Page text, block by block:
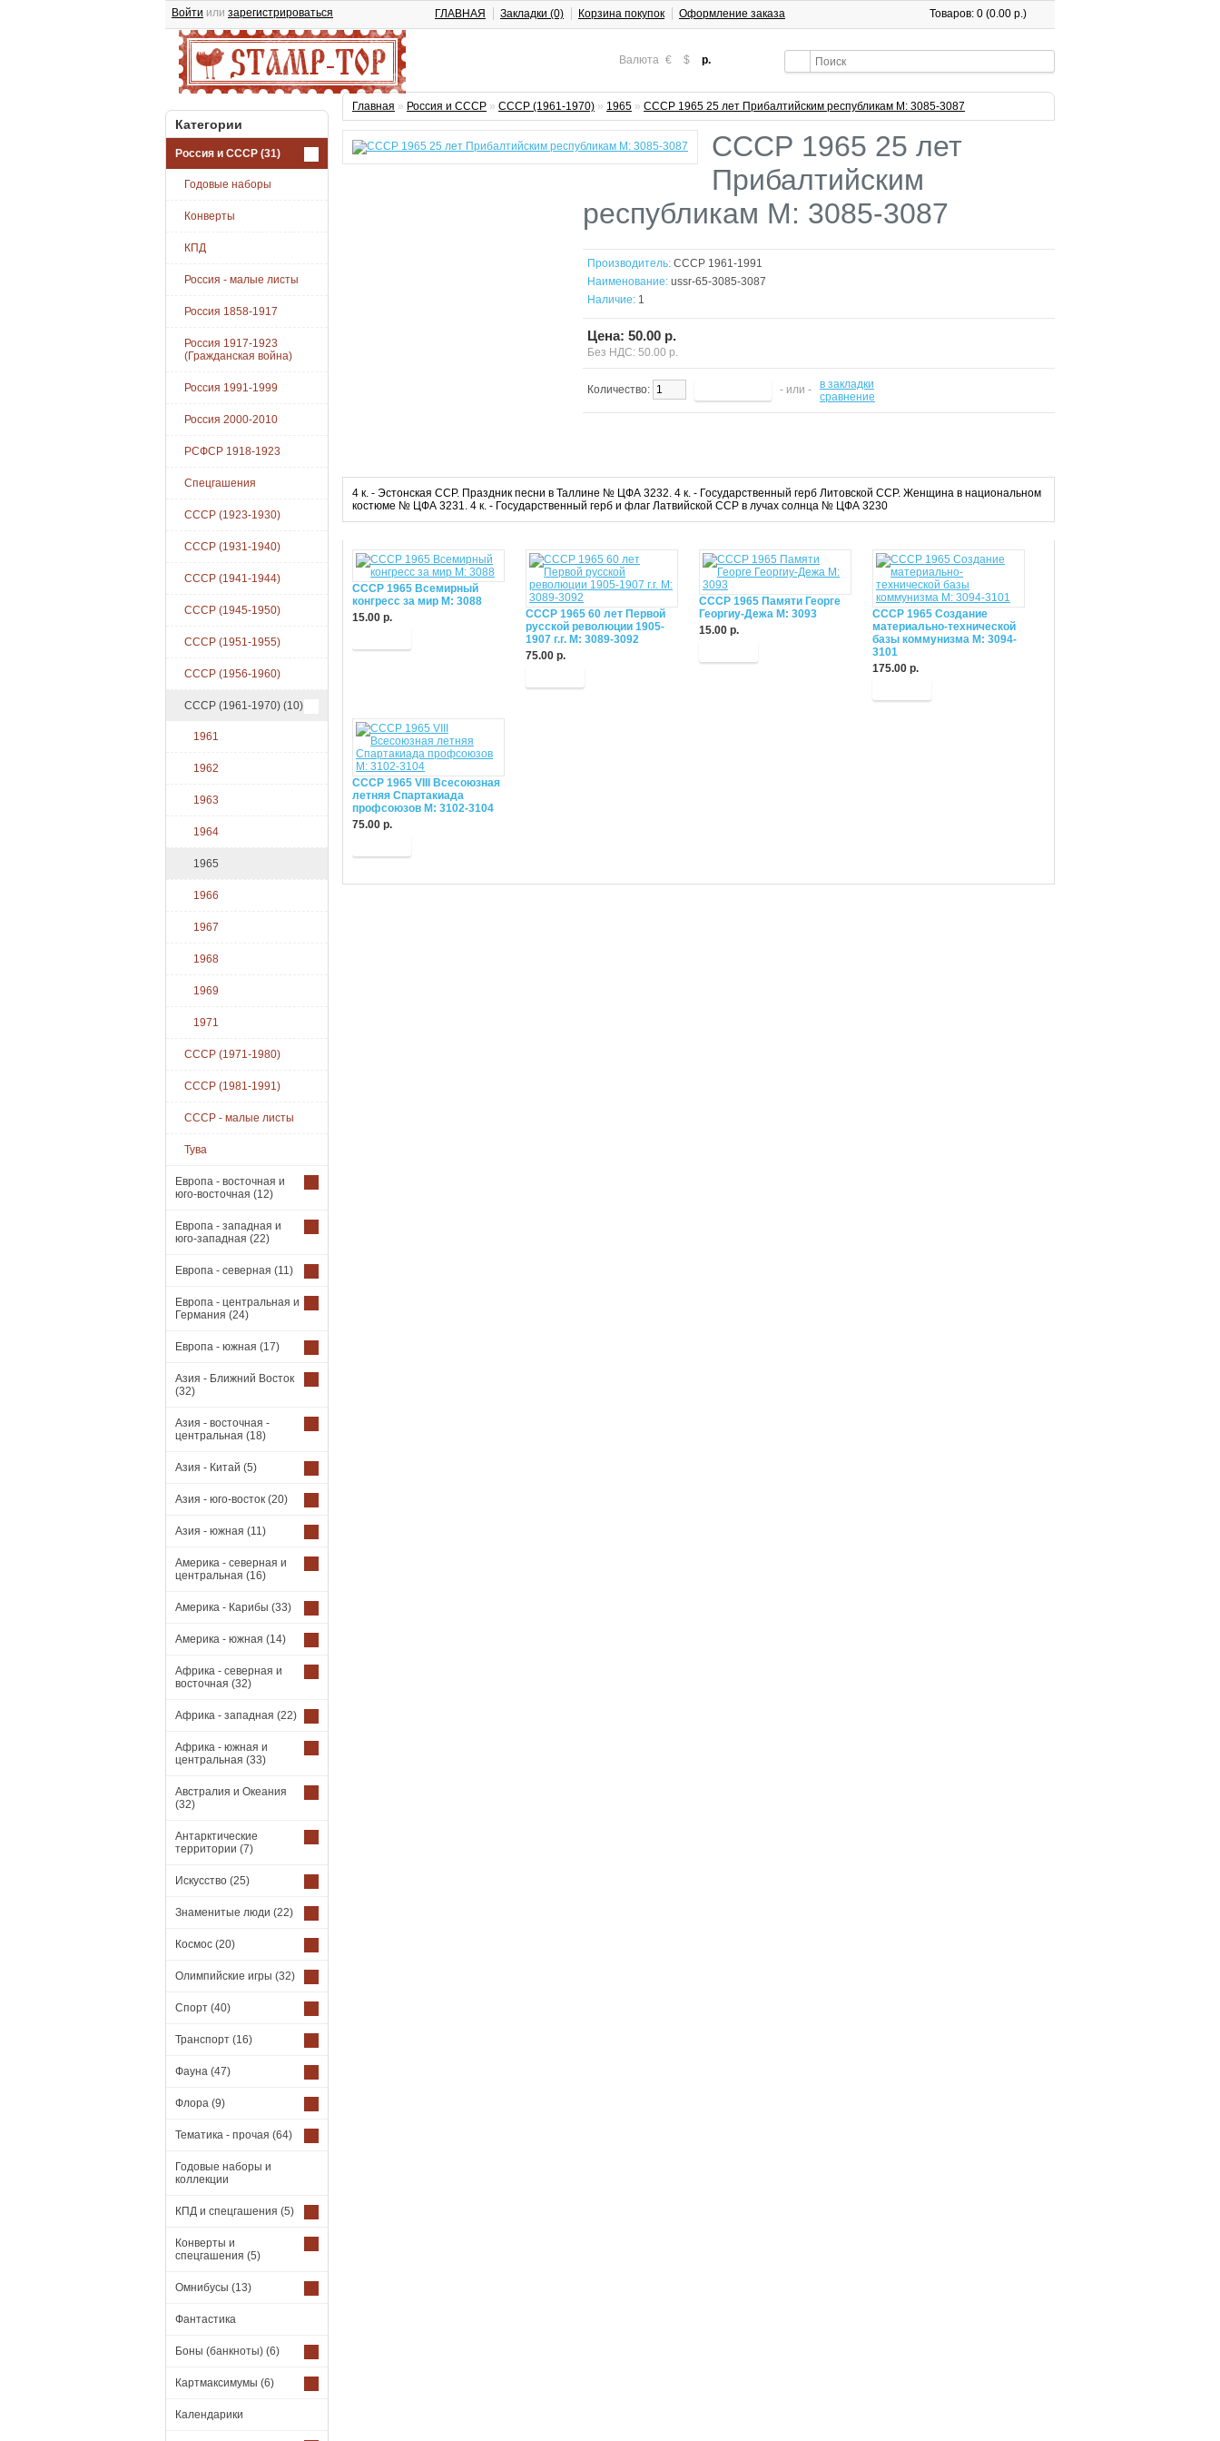
Валюта € $ р.
Товаров: 0 (0.00 р.)
Войти или зарегистрироваться ГЛАВНАЯ Закладки (0) Корзина покупок Оформление заказа
Категории
Россия и СССР (31)
Годовые наборы
Конверты
КПД
Россия - малые листы
Россия 1858-1917
Россия 1917-1923
(Гражданская война)
Россия 1991-1999
Россия 2000-2010
РСФСР 1918-1923
Спецгашения
СССР (1923-1930)
СССР (1931-1940)
СССР (1941-1944)
СССР (1945-1950)
СССР (1951-1955)
СССР (1956-1960)
СССР (1961-1970) (10)
1961
1962
1963
1964
1965
1966
1967
1968
1969
1971
СССР (1971-1980)
СССР (1981-1991)
СССР - малые листы
Тува
Европа - восточная и
юго-восточная (12)
Европа - западная и
юго-западная (22)
Европа - северная (11)
Европа - центральная и
Германия (24)
Европа - южная (17)
Азия - Ближний Восток
(32)
Азия - восточная -
центральная (18)
Азия - Китай (5)
Азия - юго-восток (20)
Азия - южная (11)
Америка - северная и
центральная (16)
Америка - Карибы (33)
Америка - южная (14)
Африка - северная и
восточная (32)
Африка - западная (22)
Африка - южная и
центральная (33)
Австралия и Океания
(32)
Антарктические
территории (7)
Искусство (25)
Знаменитые люди (22)
Космос (20)
Олимпийские игры (32)
Спорт (40)
Транспорт (16)
Фауна (47)
Флора (9)
Тематика - прочая (64)
Годовые наборы и
коллекции
КПД и спецгашения (5)
Конверты и
спецгашения (5)
Омнибусы (13)
Фантастика
Боны (банкноты) (6)
Картмаксимумы (6)
Календарики
Главная » Россия и СССР » СССР (1961-1970) » 1965 » СССР 1965 25 лет Прибалтийским республикам М: 3085-3087
СССР 1965 25 лет
Прибалтийским
республикам М: 3085-3087
Производитель: СССР 1961-1991
Наименование: ussr-65-3085-3087
Наличие: 1
Цена: 50.00 р.
Без НДС: 50.00 р.
Количество: - или -
в закладки
сравнение
4 к. - Эстонская ССР. Праздник песни в Таллине № ЦФА 3232. 4 к. - Государственный герб Литовской ССР. Женщина в национальном
костюме № ЦФА 3231. 4 к. - Государственный герб и флаг Латвийской ССР в лучах солнца № ЦФА 3230
СССР 1965 Всемирный
конгресс за мир М: 3088
15.00 р.
СССР 1965 60 лет Первой
русской революции 1905-
1907 г.г. М: 3089-3092
75.00 р.
СССР 1965 Памяти Георге
Георгиу-Дежа М: 3093
15.00 р.
СССР 1965 Создание
материально-технической
базы коммунизма М: 3094-
3101
175.00 р.
СССР 1965 VIII Всесоюзная
летняя Спартакиада
профсоюзов М: 3102-3104
75.00 р.